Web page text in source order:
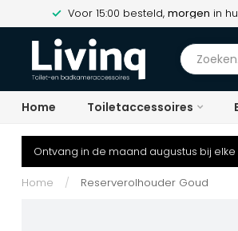
Voor 15:00 besteld, morgen in
Home Toiletaccessoires
Ontvang in de maand augustus bij
Home / Reserverolhouder Goud